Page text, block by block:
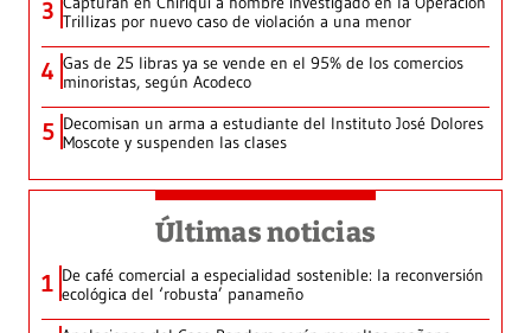
3 Trillizas por nuevo caso de violación a una menor
4 Gas de 25 libras ya se vende en el 95% de los comercios
minoristas, según Acodeco
5 Decomisan un arma a estudiante del Instituto José Dolores
Moscote y suspenden las clases
Últimas noticias
1 De café comercial a especialidad sostenible: la reconversión
ecológica del ‘robusta’ panameño